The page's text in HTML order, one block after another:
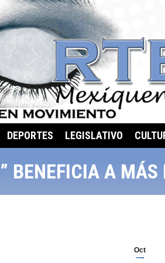
DEPORTES LEGISLATIVO
BENEFICIA A
Oct